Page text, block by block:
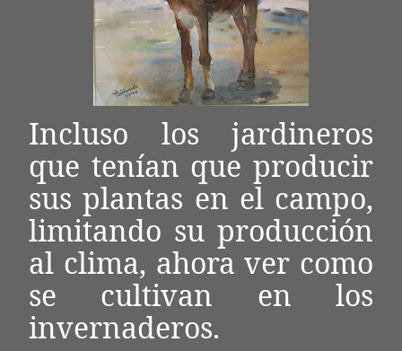
Incluso los jardineros
que tenían que producir
sus plantas en el campo,
limitando su producción
al clima, ahora ver como
se cultivan en los
invernaderos.